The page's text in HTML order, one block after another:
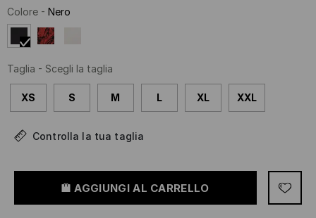
Colore - Nero
Taglia - Scegli la taglia
XS S M L XL XXL
Controlla la tua taglia
AGGIUNGI AL CARRELLO